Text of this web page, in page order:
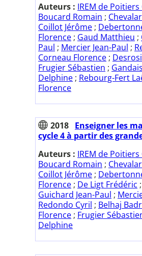
Auteurs : IREM de
Boucard Romain ;
Coillot Jérôme ;
Florence ; Gaud Matthieu ;
Paul ; Mercier Jean-Paul ;
Corneau Florence ;
Frugier Sébastien ;
Delphine ; Rebourg-Fert
Florence
2018 Enseigner les
cycle 4 à partir des
Auteurs : IREM de
Boucard Romain ;
Coillot Jérôme ;
Florence ; De Ligt Frédéric ;
Guichard Jean-Paul ;
Redondo Cyril ; Belhaj
Florence ; Frugier
Delphine